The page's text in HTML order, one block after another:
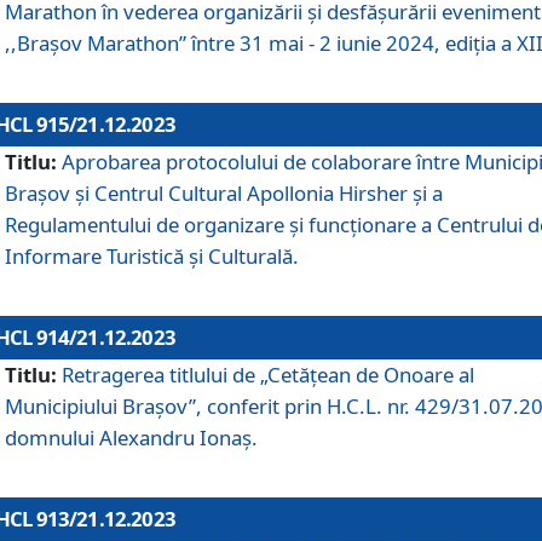
Marathon în vederea organizării și desfășurării
,,Brașov Marathon” între 31 mai - 2 iunie 2024, ediția a
915/21.12.2023
Titlu: Aprobarea protocolului de colaborare între
Brașov și Centrul Cultural Apollonia Hirsher și a
Regulamentului de organizare și funcționare a Centrului
Informare Turistică și Culturală.
914/21.12.2023
Titlu: Retragerea titlului de „Cetățean de Onoare al
Municipiului Brașov”, conferit prin H.C.L. nr. 429/
domnului Alexandru Ionaș.
913/21.12.2023